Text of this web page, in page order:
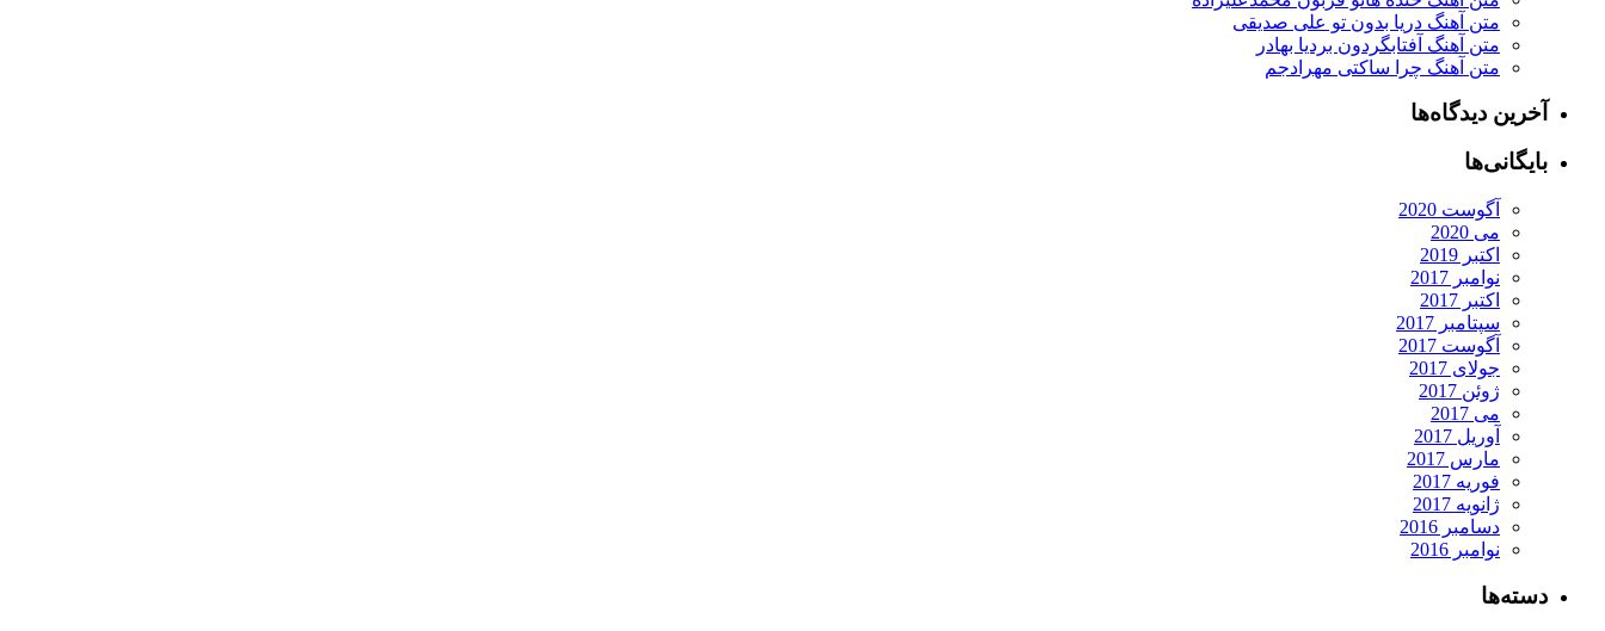
متن آهنگ دریا بدون تو علی صدیقی
متن آهنگ آفتابگردون بردیا بهادر
متن آهنگ چرا ساکتی مهرادجم
آخرین دیدگاه‌ها
بایگانی‌ها
آگوست 2020
می 2020
اکتبر 2019
نوامبر 2017
اکتبر 2017
سپتامبر 2017
آگوست 2017
جولای 2017
ژوئن 2017
می 2017
آوریل 2017
مارس 2017
فوریه 2017
ژانویه 2017
دسامبر 2016
نوامبر 2016
دسته‌ها